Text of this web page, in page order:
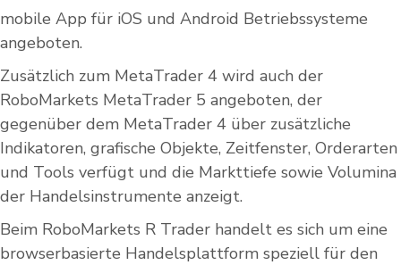
mobile App für iOS und Android Betriebssysteme
angeboten.
Zusätzlich zum MetaTrader 4 wird auch der
RoboMarkets MetaTrader 5 angeboten, der
gegenüber dem MetaTrader 4 über zusätzliche
Indikatoren, grafische Objekte, Zeitfenster, Orderarten
und Tools verfügt und die Markttiefe sowie Volumina
der Handelsinstrumente anzeigt.
Beim RoboMarkets R Trader handelt es sich um eine
browserbasierte Handelsplattform speziell für den